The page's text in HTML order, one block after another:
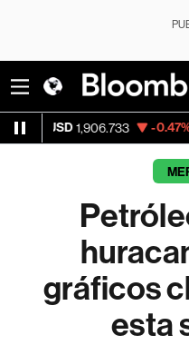
-0.47% Visa 368.54
gráficos
esta